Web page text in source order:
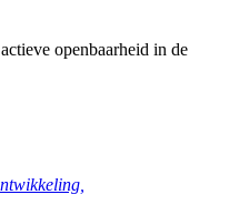
openbaarheid in de